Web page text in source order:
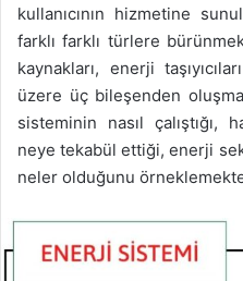
kullanıcının hizmetine
farklı farklı türlere
kaynakları, enerji
üzere üç bileşenden
sisteminin nasıl
neye tekabül ettiği, enerji
neler olduğunu